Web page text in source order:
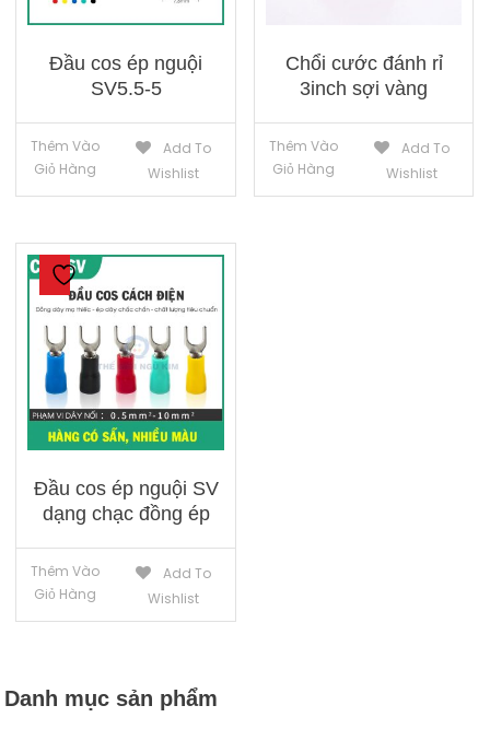
Đầu cos ép nguội
SV5.5-5
Thêm Vào
Giỏ Hàng
Add To
Wishlist
Chổi cước đánh rỉ
3inch sợi vàng
Thêm Vào
Giỏ Hàng
Add To
Wishlist
Đầu cos ép nguội SV
dạng chạc đồng ép
Thêm Vào
Giỏ Hàng
Add To
Wishlist
Danh mục sản phẩm